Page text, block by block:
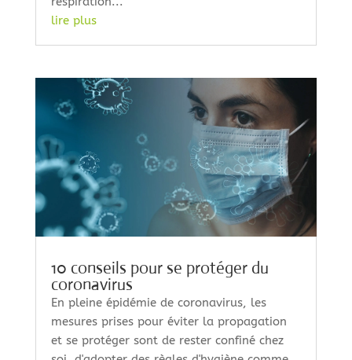
lire plus
10 conseils pour se protéger du
coronavirus
En pleine épidémie de coronavirus, les
mesures prises pour éviter la propagation
et se protéger sont de rester confiné chez